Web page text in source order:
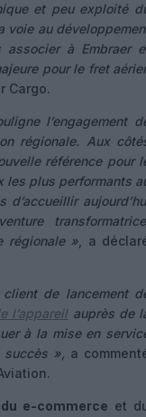
et peu exploité
voie au
associer à Embraer
pour le fret
Cargo.
l’engagement
régionale. Aux
référence pour
les plus performants
régionale » , a
de lancement
l’appareilauprès de
à la mise en
succès », a
e-commerce et